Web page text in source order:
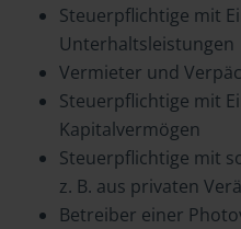
Steuerpflichtige mit
Unterhaltsleistungen
Vermieter und
Steuerpflichtige mit
Kapitalvermögen
Steuerpflichtige mit
z. B. aus privaten
Betreiber einer